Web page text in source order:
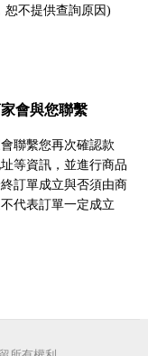
恕不提供查詢原因)
會與您聯繫
聯繫您再次確認款
等資訊，並進行商品
訂單成立與否須由商
代表訂單一定成立